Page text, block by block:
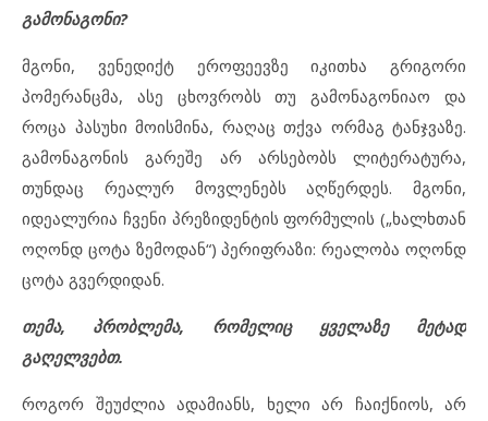
გამონაგონი?
მგონი, ვენედიქტ ეროფეევზე იკითხა გრიგორი
პომერანცმა, ასე ცხოვრობს თუ გამონაგონიაო და
როცა პასუხი მოისმინა, რაღაც თქვა ორმაგ ტანჯვაზე.
გამონაგონის გარეშე არ არსებობს ლიტერატურა,
თუნდაც რეალურ მოვლენებს აღწერდეს. მგონი,
იდეალურია ჩვენი პრეზიდენტის ფორმულის („ხალხთან
ოღონდ ცოტა ზემოდან“) პერიფრაზი: რეალობა ოღონდ
ცოტა გვერდიდან.
თემა, პრობლემა, რომელიც ყველაზე მეტად
გაღელვებთ.
როგორ შეუძლია ადამიანს, ხელი არ ჩაიქნიოს, არ